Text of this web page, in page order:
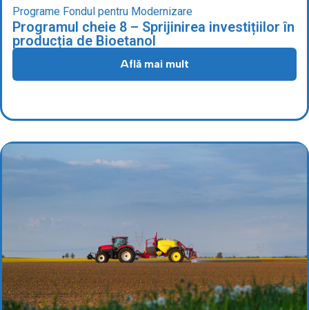
Programe Fondul pentru Modernizare
Programul cheie 8 – Sprijinirea investițiilor în
producția de Bioetanol
Află mai mult